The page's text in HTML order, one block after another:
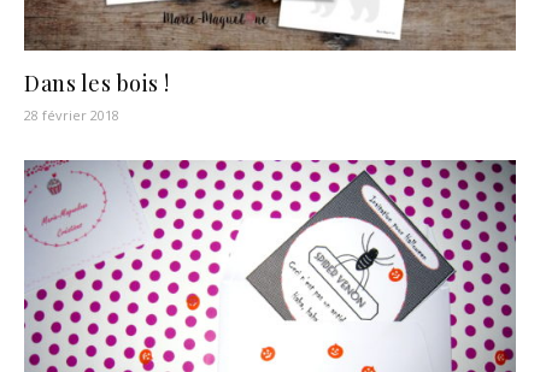
Dans les bois !
28 février 2018